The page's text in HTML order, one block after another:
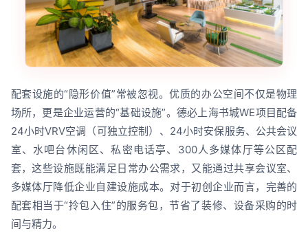
配套设施的“隐形价值”常被忽视。优质的办公空间不仅是物理
场所，更是企业运营的“基础设施”。德必上海书城WE项目配备
24小时VRV空调（可独立控制）、24小时安保服务、公共会议
室、水吧台休闲区、私密电话亭、300人多媒体厅等公区配
套，这些设施既能满足日常办公需求，又能通过共享会议室、
多媒体厅降低企业自建设施成本。对于初创企业而言，完善的
配套相当于“拎包入住”的服务包，节省了装修、设备采购的时
间与精力。